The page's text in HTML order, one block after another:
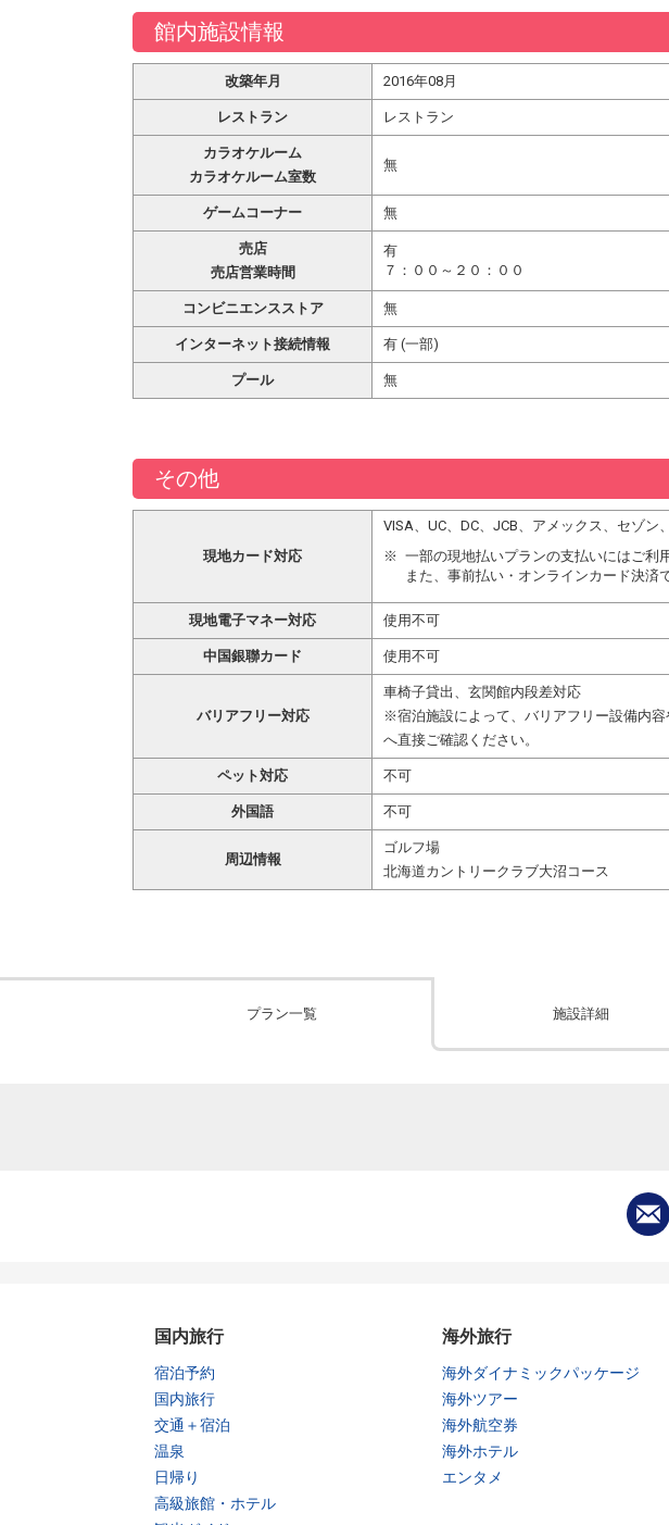
館内施設情報
改築年月 2016年08月
レストラン レストラン
カラオケルーム
カラオケルーム室数
無
ゲームコーナー 無
売店
売店営業時間
有
７：００～２０：００
コンビニエンスストア 無
インターネット接続情報 有 (一部)
プール 無
その他
現地カード対応
VISA、UC、DC、JCB、アメックス、セゾン
一部の現地払いプランの支払いにはご利
また、事前払い・オンラインカード決済
現地電子マネー対応 使用不可
中国銀聯カード 使用不可
バリアフリー対応
車椅子貸出、玄関館内段差対応
※宿泊施設によって、バリアフリー設備内
へ直接ご確認ください。
ペット対応 不可
外国語 不可
周辺情報
ゴルフ場
北海道カントリークラブ大沼コース
プラン一覧 施設詳細
国内旅行
宿泊予約
国内旅行
交通＋宿泊
温泉
日帰り
高級旅館・ホテル
海外旅行
海外ダイナミックパッケージ
海外ツアー
海外航空券
海外ホテル
エンタメ